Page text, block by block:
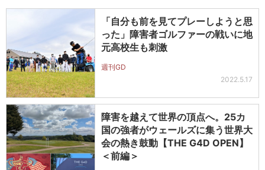
「自分も前を見てプレーしようと思
った」障害者ゴルファーの戦いに地
元高校生も刺激
週刊GD
2022.5.17
障害を越えて世界の頂点へ。25カ
国の強者がウェールズに集う世界大
会の熱き鼓動【THE G4D OPEN】
＜前編＞